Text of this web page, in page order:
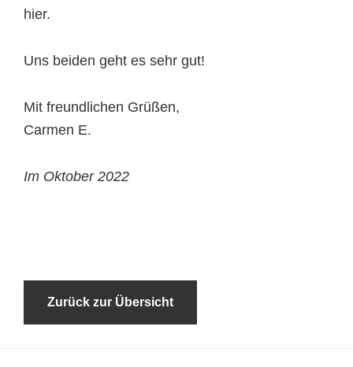
hier.
Uns beiden geht es sehr gut!
Mit freundlichen Grüßen,
Carmen E.
Im Oktober 2022
Zurück zur Übersicht